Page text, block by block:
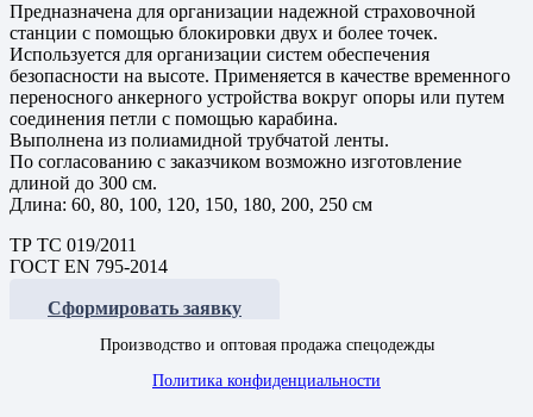
Предназначена для организации надежной страховочной
станции с помощью блокировки двух и более точек.
Используется для организации систем обеспечения
безопасности на высоте. Применяется в качестве временного
переносного анкерного устройства вокруг опоры или путем
соединения петли с помощью карабина.
Выполнена из полиамидной трубчатой ленты.
По согласованию с заказчиком возможно изготовление
длиной до 300 см.
Длина: 60, 80, 100, 120, 150, 180, 200, 250 см
ТР ТС 019/2011
ГОСТ EN 795-2014
Сформировать заявку
Производство и оптовая продажа спецодежды
Политика конфиденциальности